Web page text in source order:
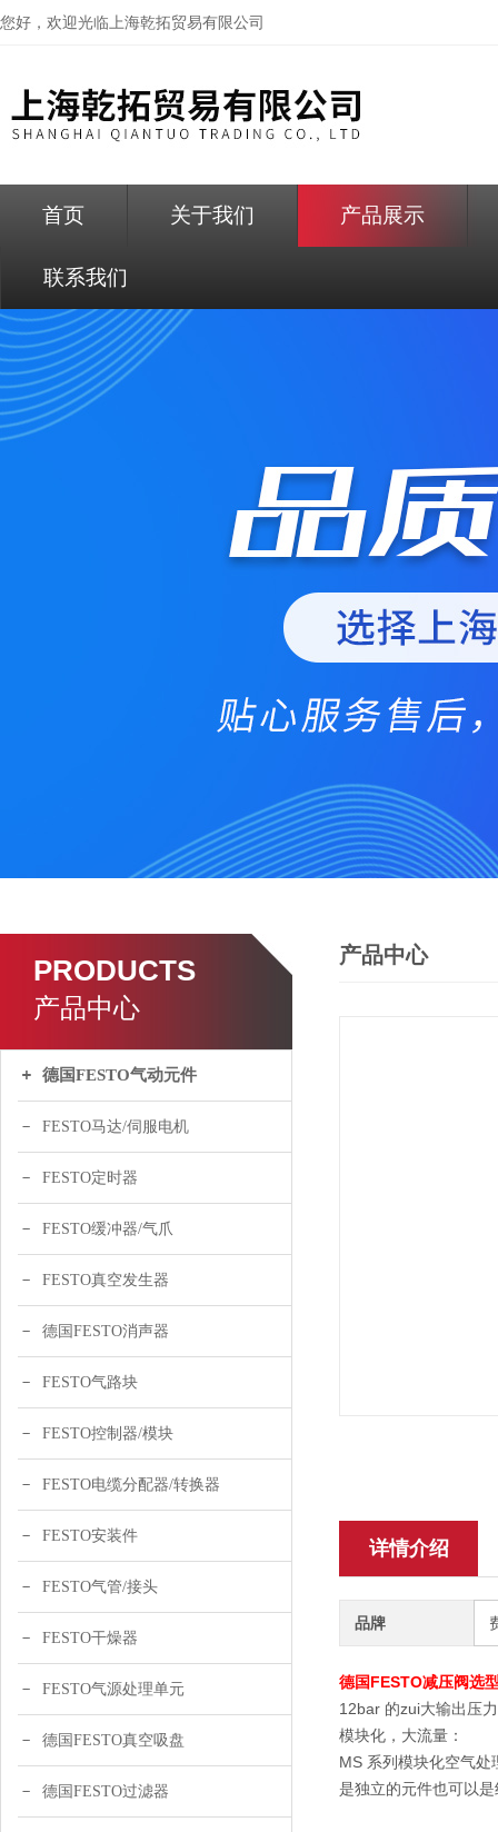
您好，欢迎光临上海乾拓贸易有限公司
首页 关于我们 产品展示
联系我们
PRODUCTS
产品中心
德国FESTO气动元件
FESTO马达/伺服电机
FESTO定时器
FESTO缓冲器/气爪
FESTO真空发生器
德国FESTO消声器
FESTO气路块
FESTO控制器/模块
FESTO电缆分配器/转换器
FESTO安装件
FESTO气管/接头
FESTO干燥器
FESTO气源处理单元
德国FESTO真空吸盘
德国FESTO过滤器
产品中心
详情介绍
品牌
德国FESTO减压阀选
12bar 的zui大输出压
模块化，大流量：
MS 系列模块化空气
是独立的元件也可以